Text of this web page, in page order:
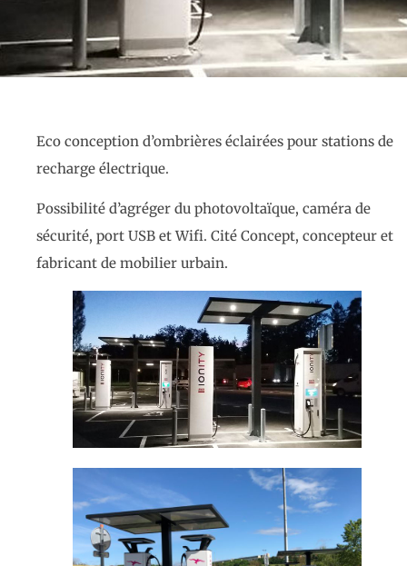
Eco conception d’ombrières éclairées pour stations de
recharge électrique.
Possibilité d’agréger du photovoltaïque, caméra de
sécurité, port USB et Wifi. Cité Concept, concepteur et
fabricant de mobilier urbain.